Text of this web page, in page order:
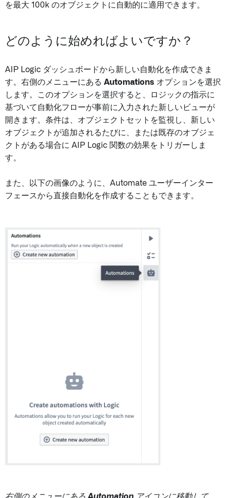
を最大 100k のオブジェクトに自動的に適用できます。
どのように始めればよいですか？
AIP Logic ダッシュボードから新しい自動化を作成できま
す。右側のメニューにある Automations オプションを選択
します。このオプションを選択すると、ロジックの指示に
基づいて自動化フローが事前に入力された新しいビューが
開きます。条件は、オブジェクトセットを監視し、新しい
オブジェクトが追加されるたびに、または既存のオブジェ
クトがある場合に AIP Logic 関数の効果をトリガーしま
す。
また、以下の画像のように、Automate ユーザーインター
フェースから直接自動化を作成することもできます。